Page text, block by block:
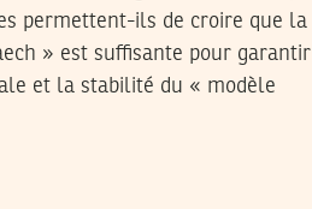
permettent-ils de croire que la
» est suffisante pour garantir
et la stabilité du « modèle